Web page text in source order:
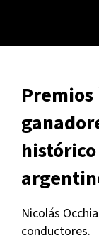
Nicolás
conductores.